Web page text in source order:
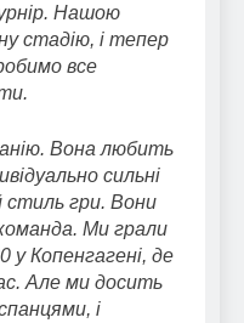
Нашою
стадію, і тепер
все
Вона любить
сильні
стиль гри. Вони
Ми грали
у Копенгагені, де
Але ми досить
і